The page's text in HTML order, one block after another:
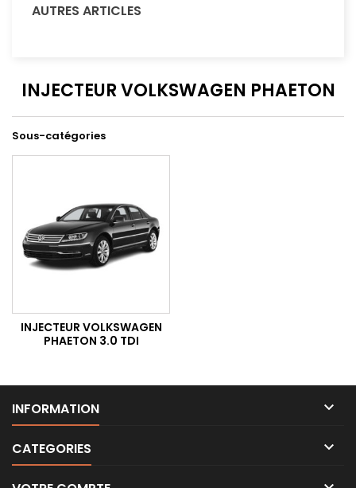
AUTRES ARTICLES
INJECTEUR VOLKSWAGEN PHAETON
Sous-catégories
INJECTEUR VOLKSWAGEN
PHAETON 3.0 TDI
INFORMATION 
CATEGORIES 